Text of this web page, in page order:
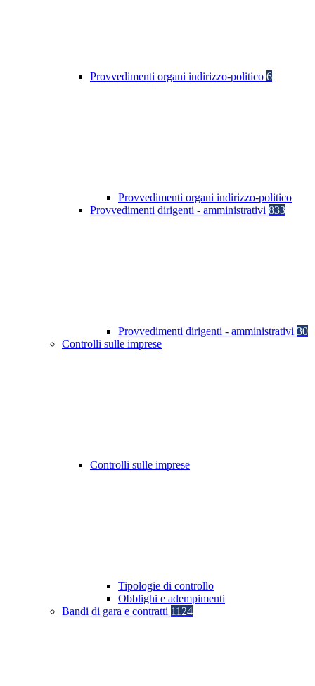
Provvedimenti organi indirizzo-politico 6
Provvedimenti organi indirizzo-politico
Provvedimenti dirigenti - amministrativi 833
Provvedimenti dirigenti - amministrativi 30
Controlli sulle imprese
Controlli sulle imprese
Tipologie di controllo
Obblighi e adempimenti
Bandi di gara e contratti 1124